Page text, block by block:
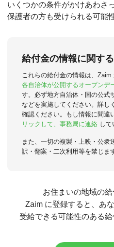
いくつかの条件がかけあわさ
保護者の方も受けられる可能
給付金の情報に関す
これらの給付金の情報は、
各自治体が公開するオープンデ
す。必ず地方自治体・国の公式
などを実施してください。詳し
確認ください。もし情報に間違
リックして、事務局に連絡 して
また、一切の複製・上映・公衆
訳・翻案・二次利用等を禁じま
お住まいの地域の給
Zaim に登録すると、あ
受給できる可能性のある給